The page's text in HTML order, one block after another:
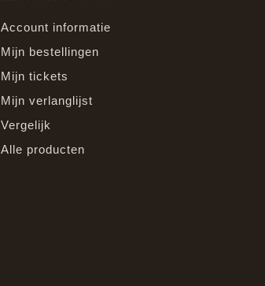
Account informatie
Mijn bestellingen
Mijn tickets
Mijn verlanglijst
Vergelijk
Alle producten